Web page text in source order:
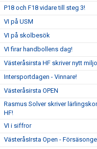
P18 och F18 vidare till steg 3!
VI på USM
VI på skolbesök
VI firar handbollens dag!
Västeråsirsta HF skriver nytt
Intersportdagen - Vinnare!
Västeråsirsta OPEN
Rasmus Solver skriver
HF!
VI i siffror
VästeråsIrsta Open -